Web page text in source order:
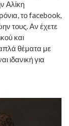
Αλίκη
το facebook,
τους. Αν έχετε
και
θέματα με
ιδανική για